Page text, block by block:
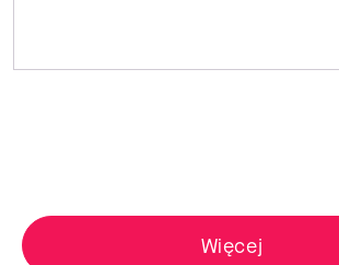
Więcej